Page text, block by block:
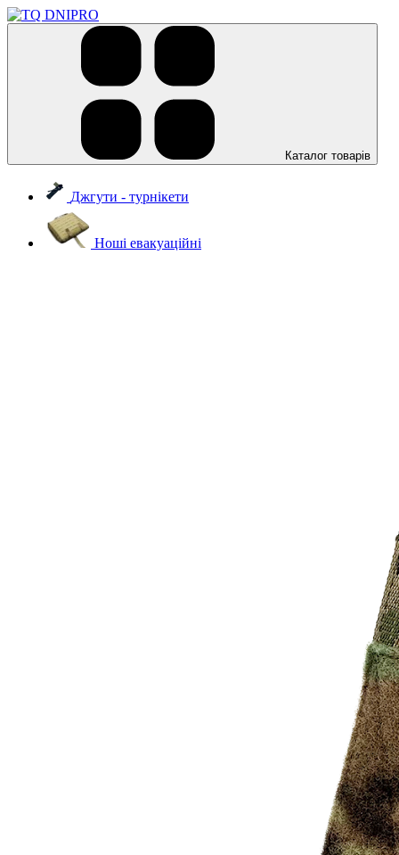
Каталог товарів
Джгути - турнікети
Ноші евакуаційні